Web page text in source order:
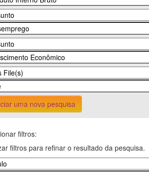
uma nova pesquisa
filtros:
filtros para refinar o resultado da pesquisa.